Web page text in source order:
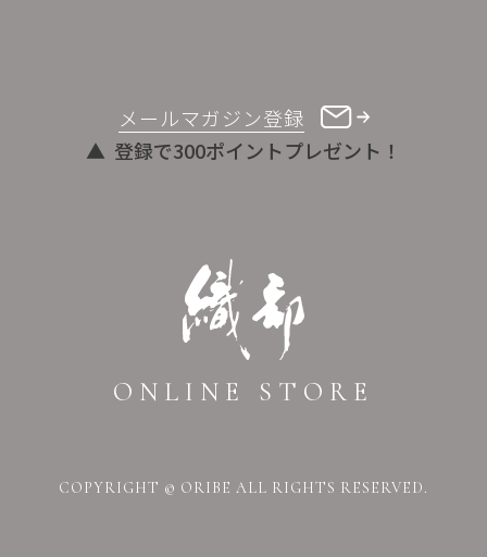
ONLINE STORE
メールマガジン登録
登録で300ポイントプレゼント！
COPYRIGHT © ORIBE ALL RIGHTS RESERVED.